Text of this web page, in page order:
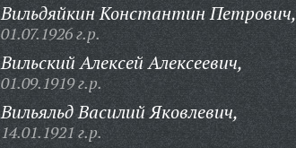
Вильдяйкин Константин Петрович,
01.07.1926 г.р.
Вильский Алексей Алексеевич,
01.09.1919 г.р.
Вильяльд Василий Яковлевич,
14.01.1921 г.р.